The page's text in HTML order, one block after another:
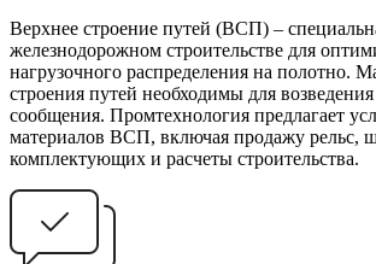
Верхнее строение путей (ВСП) –
железнодорожном строительстве для
нагрузочного распределения на полотно.
строения путей необходимы для
сообщения. Промтехнология предлагает
материалов ВСП, включая продажу рельс,
комплектующих и расчеты строительства.